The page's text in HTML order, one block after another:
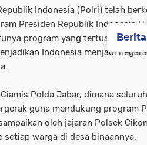
Indonesia (Polri) telah
Presiden Republik Indonesia H.
program yang tertuang
Indonesia menjadi
Polda Jabar, dimana
guna mendukung program
oleh jajaran Polsek
setiap warga di desa binaannya.